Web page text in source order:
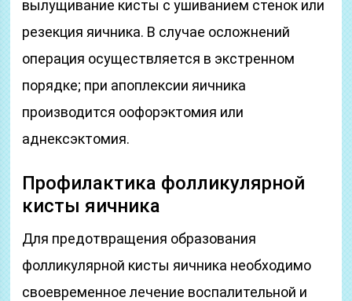
вылущивание кисты с ушиванием стенок или
резекция яичника. В случае осложнений
операция осуществляется в экстренном
порядке; при апоплексии яичника
производится оофорэктомия или
аднексэктомия.
Профилактика фолликулярной
кисты яичника
Для предотвращения образования
фолликулярной кисты яичника необходимо
своевременное лечение воспалительной и